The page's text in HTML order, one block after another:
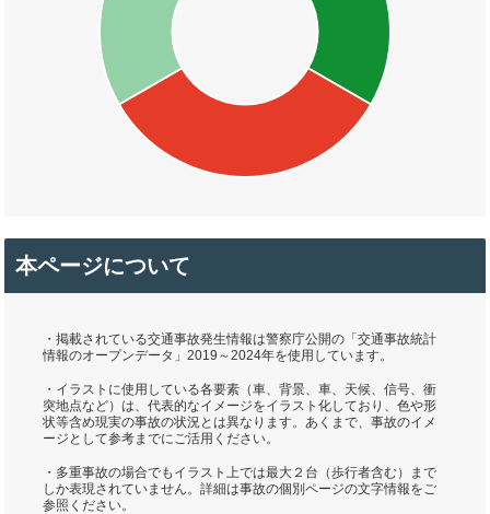
本ページについて
・掲載されている交通事故発生情報は警察庁公開の「交通事故統計
情報のオープンデータ」2019～2024年を使用しています。
・イラストに使用している各要素（車、背景、車、天候、信号、衝
突地点など）は、代表的なイメージをイラスト化しており、色や形
状等含め現実の事故の状況とは異なります。あくまで、事故のイメ
ージとして参考までにご活用ください。
・多重事故の場合でもイラスト上では最大２台（歩行者含む）まで
しか表現されていません。詳細は事故の個別ページの文字情報をご
参照ください。